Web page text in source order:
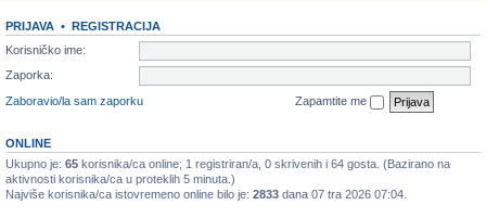
PRIJAVA • REGISTRACIJA
Korisničko ime:
Zaporka:
Zaboravio/la sam zaporku
Zapamtite me
ONLINE
Ukupno je: 65 korisnika/ca online; 1 registriran/a, 0 skrivenih i 64 gosta. (Bazirano na
aktivnosti korisnika/ca u proteklih 5 minuta.)
Najviše korisnika/ca istovremeno online bilo je: 2833 dana 07 tra 2026 07:04.